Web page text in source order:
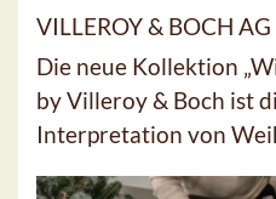
VILLEROY & BOCH AG
Die neue Kollektion
by Villeroy & Boch ist
Interpretation von